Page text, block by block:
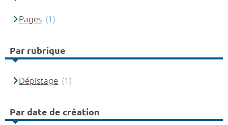
Pages (1)
Par rubrique
Dépistage (1)
Par date de création